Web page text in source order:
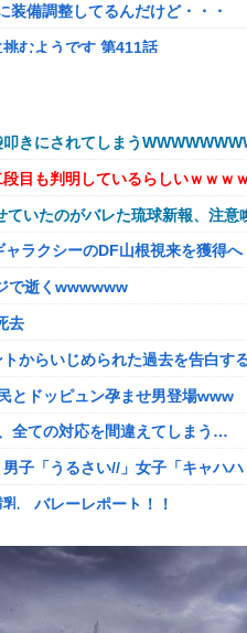
装備調整してるんだけど・・・
むようです 第411話
本の消防署を訪れたちびっ子集
、ついに制度を変え始める
員を無視＆最低の性的暴言を吐
最低限の倫理観すら欠如してる
ホン抜かれて「違法サイトで見
って群れてイキってくんな
くるトメ！声優学校で培った
遣いが最高すぎるｗｗｗ
トからいじめられた過去を告白す
とドッピュン孕ませ男登場www
」6巻の表紙、えちえちすぎて限
万円寄付」→ (ヽ´ん`)「汚い金で
本の消防署を訪れたちびっ子集
日本の普通のテレビ番組が最新
高市政権の経済政策に圧力ｗ
ｗｗｗｗｗ
きにされてしまう
目も判明しているらしいｗｗｗｗ
ていたのがバレた琉球新報、注
ラクシーのDF山根視来を獲得
で逝くwwwwww
去
トからいじめられた過去を告白す
とドッピュン孕ませ男登場www
全ての対応を間違えてしまう…
男子「うるさい//」女子「キャハ
バレーレポート！！
「KDDX」1番艦…2032年竣工と
も腋を見せてくれない